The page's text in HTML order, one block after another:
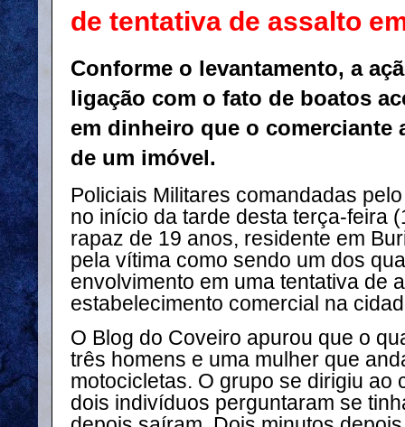
de tentativa de assalto
Conforme o levantamento, a
ligação com o fato de boatos
em dinheiro que o comerciante
de um imóvel.
Policiais Militares comandadas
no início da tarde desta terça-feira
rapaz de 19 anos, residente em
pela vítima como sendo um dos
envolvimento em uma tentativa de
estabelecimento comercial na
O Blog do Coveiro apurou que o
três homens e uma mulher que
motocicletas. O grupo se dirigiu ao
dois indivíduos perguntaram se